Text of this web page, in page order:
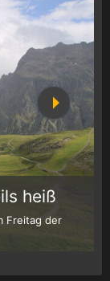
heiß
Freitag der